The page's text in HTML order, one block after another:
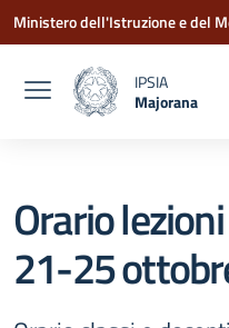
Vai ai contenuti
Vai al menu di navigazione
Vai al footer
Ministero dell'Istruzione e del
IPSIA
Majorana
Orario
21-25